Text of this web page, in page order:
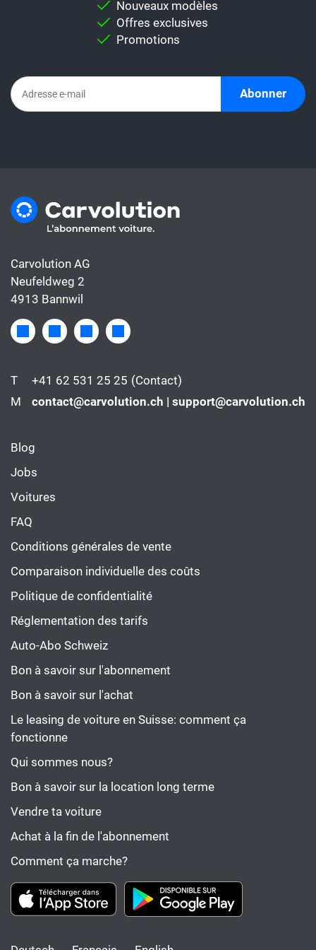
comparaison individuelle.
Important:Ne comparez jamais
abonnement automobile. En effet,
l'abonnement comprend déjà tous les coûts
de la voiture, alors que le taux de leasing ne
Nouveaux modèles
Offres exclusives
Promotions
Abonner
Carvolution AG
Neufeldweg 2
4913 Bannwil
T +41 62 531 25 25 (Contact)
M
contact@carvolution.ch | support@carvolution.ch
Blog
Jobs
Voitures
FAQ
Conditions générales de vente
Comparaison individuelle des coûts
Politique de confidentialité
Réglementation des tarifs
Auto-Abo Schweiz
Bon à savoir sur l'abonnement
Bon à savoir sur l'achat
Le leasing de voiture en Suisse: comment ça
fonctionne
Qui sommes nous?
Bon à savoir sur la location long terme
Vendre ta voiture
Achat à la fin de l'abonnement
Comment ça marche?